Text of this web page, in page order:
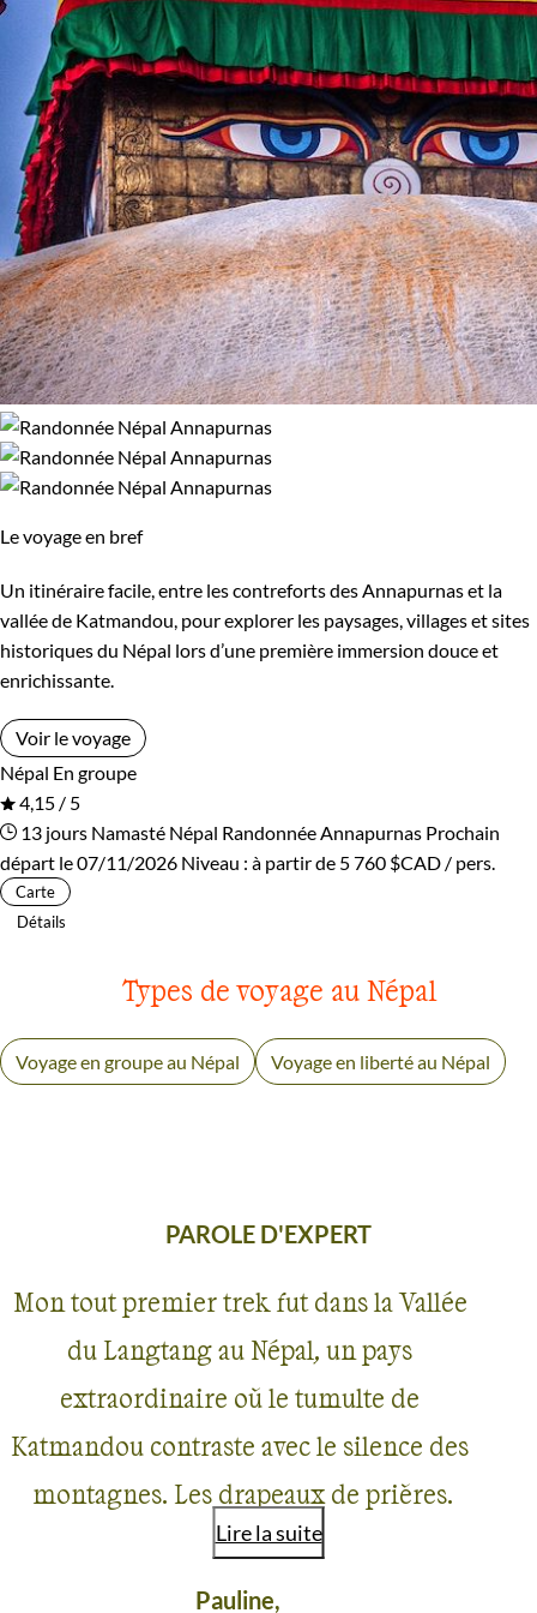
créant, de ce fait, d’excellent chemins qui en font pour nous
un véritable petit paradis pour la randonnée.
Bien sûr, une randonnée au Népal vous mènera également à
observer une faune unique :les yacks sauvages, les panthères
des neiges, le vautour de l'Himalaya, le Kianget bien d'autres.
Rares sont les voyageurs qui rentrent déçus du Népal.
Laissez-vous tenter par une terre de légendes et de
dépaysement, une terre aux paysages à couper le souffle, une
terre que vous n'aurez peut-être plus envie de quitter. Et vous
comprendrez pourquoi autant de gens reviennent au Népal…
Guide de voyage Népal
Le voyage en bref
Un itinéraire facile, entre les contreforts des Annapurnas et la
vallée de Katmandou, pour explorer les paysages, villages et sites
historiques du Népal lors d’une première immersion douce et
enrichissante.
Voir le voyage
Népal En groupe
4,15 / 5
13 jours Namasté Népal Randonnée Annapurnas Prochain
départ le 07/11/2026 Niveau : à partir de 5 760 $CAD / pers.
Carte
Détails
Types de voyage au Népal
Voyage en groupe au Népal Voyage en liberté au Népal
PAROLE D'EXPERT
Mon tout premier trek fut dans la Vallée
du Langtang au Népal, un pays
extraordinaire où le tumulte de
Katmandou contraste avec le silence des
montagnes. Les drapeaux de prières
colorés, suspendues au sommet des
montagnes, sur les ponts, à l’extérieur des
Lire la suite
Pauline,